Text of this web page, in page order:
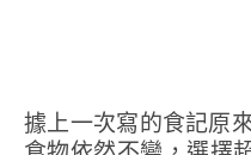
據上一次寫的食記原